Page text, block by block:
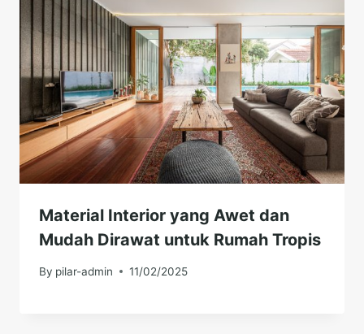
Material Interior yang Awet dan
Mudah Dirawat untuk Rumah Tropis
By pilar-admin 11/02/2025